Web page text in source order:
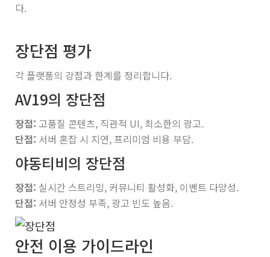
다.
장단점 평가
각 플랫폼의 강점과 한계를 정리합니다.
AV19의 장단점
장점: 고품질 콘텐츠, 직관적 UI, 최소한의 광고.
단점: 서버 혼잡 시 지연, 프리미엄 비용 부담.
야동티비의 장단점
장점: 실시간 스트리밍, 커뮤니티 활성화, 이벤트 다양성.
단점: 서버 안정성 부족, 광고 빈도 높음.
안전 이용 가이드라인